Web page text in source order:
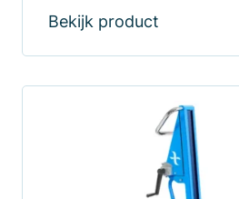
Bekijk product